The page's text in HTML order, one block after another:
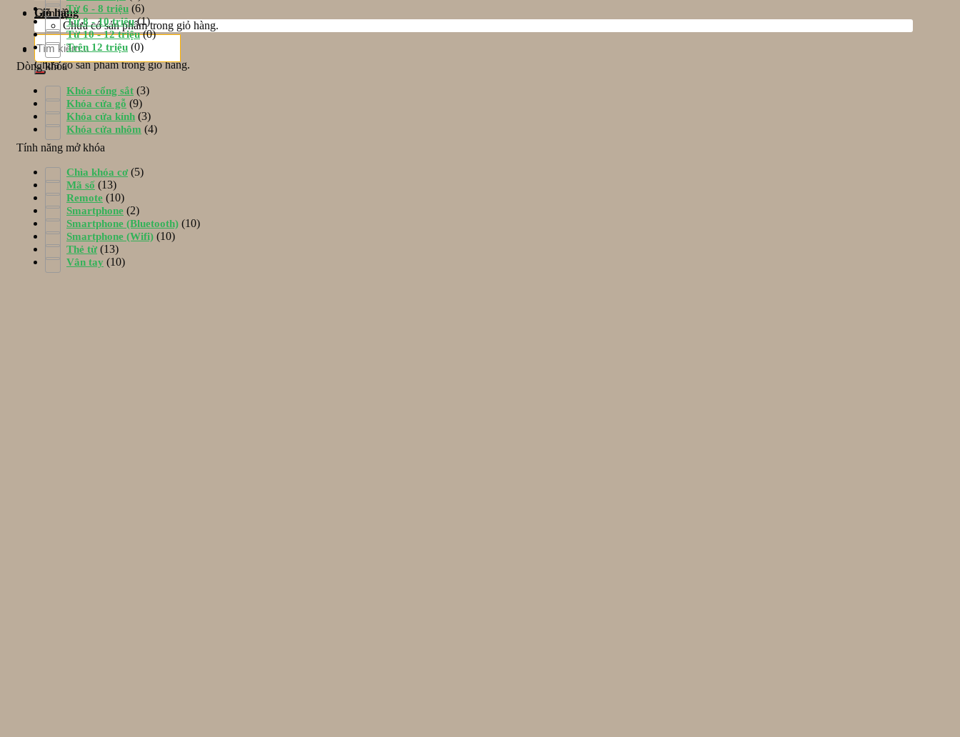
Giỏ hàng
Chưa có sản phẩm trong giỏ hàng.
Giỏ hàng
Chưa có sản phẩm trong giỏ hàng.
Liên hệ
Tìm
kiếm:
Từ 6 - 8 triệu (6)
Từ 8 - 10 triệu (1)
Từ 10 - 12 triệu (0)
Trên 12 triệu (0)
Dòng khóa
Khóa cổng sắt (3)
Khóa cửa gỗ (9)
Khóa cửa kính (3)
Khóa cửa nhôm (4)
Tính năng mở khóa
Chìa khóa cơ (5)
Mã số (13)
Remote (10)
Smartphone (2)
Smartphone (Bluetooth) (10)
Smartphone (Wifi) (10)
Thẻ từ (13)
Vân tay (10)